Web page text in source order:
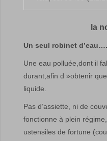
la
Un seul robinet
Une eau polluée,dont il
durant,afin d »obtenir
liquide.
Pas d’assiette, ni de
fonctionne à plein
ustensiles de fortune